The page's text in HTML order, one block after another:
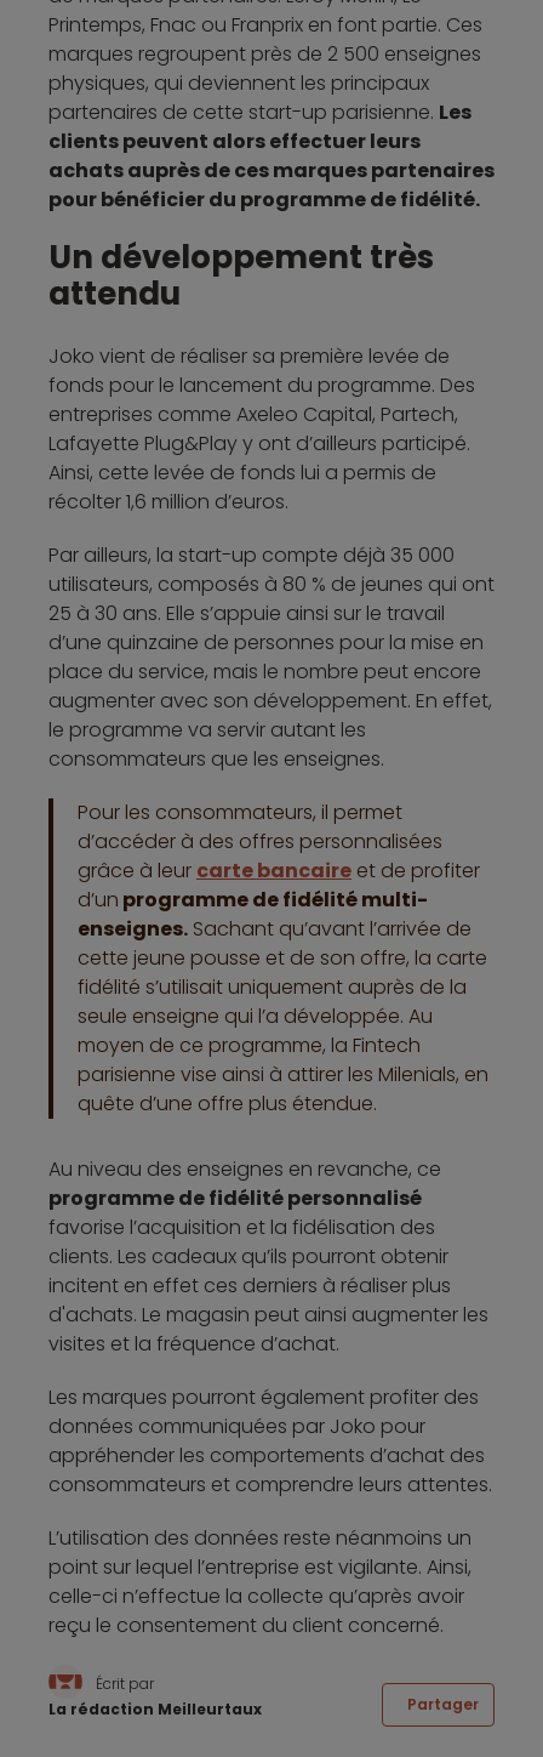
Printemps, Fnac ou Franprix en font partie. Ces
marques regroupent près de 2 500 enseignes
physiques, qui deviennent les principaux
partenaires de cette start-up parisienne. Les
clients peuvent alors effectuer leurs
achats auprès de ces marques partenaires
pour bénéficier du programme de fidélité.
Un développement très
attendu
Joko vient de réaliser sa première levée de
fonds pour le lancement du programme. Des
entreprises comme Axeleo Capital, Partech,
Lafayette Plug&Play y ont d’ailleurs participé.
Ainsi, cette levée de fonds lui a permis de
récolter 1,6 million d’euros.
Par ailleurs, la start-up compte déjà 35 000
utilisateurs, composés à 80 % de jeunes qui ont
25 à 30 ans. Elle s’appuie ainsi sur le travail
d’une quinzaine de personnes pour la mise en
place du service, mais le nombre peut encore
augmenter avec son développement. En effet,
le programme va servir autant les
consommateurs que les enseignes.
Pour les consommateurs, il permet
d’accéder à des offres personnalisées
grâce à leur carte bancaire et de profiter
d’un programme de fidélité multi-
enseignes. Sachant qu’avant l’arrivée de
cette jeune pousse et de son offre, la carte
fidélité s’utilisait uniquement auprès de la
seule enseigne qui l’a développée. Au
moyen de ce programme, la Fintech
parisienne vise ainsi à attirer les Milenials, en
quête d’une offre plus étendue.
Au niveau des enseignes en revanche, ce
programme de fidélité personnalisé
favorise l’acquisition et la fidélisation des
clients. Les cadeaux qu’ils pourront obtenir
incitent en effet ces derniers à réaliser plus
d'achats. Le magasin peut ainsi augmenter les
visites et la fréquence d’achat.
Les marques pourront également profiter des
données communiquées par Joko pour
appréhender les comportements d’achat des
consommateurs et comprendre leurs attentes.
L’utilisation des données reste néanmoins un
point sur lequel l’entreprise est vigilante. Ainsi,
celle-ci n’effectue la collecte qu’après avoir
reçu le consentement du client concerné.
Écrit par
La rédaction Meilleurtaux
Partager